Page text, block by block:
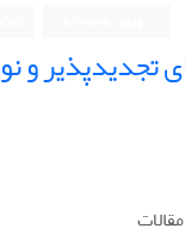
تجدیدپذیر و نو